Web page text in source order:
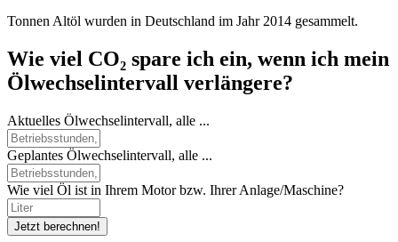
Tonnen Altöl wurden in Deutschland im Jahr 2014 gesammelt.
Wie viel CO₂ spare ich ein, wenn ich mein
Ölwechselintervall verlängere?
Aktuelles Ölwechselintervall, alle ...
Geplantes Ölwechselintervall, alle ...
Wie viel Öl ist in Ihrem Motor bzw. Ihrer Anlage/Maschine?